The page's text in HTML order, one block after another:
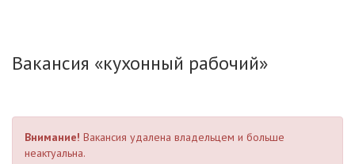
Вакансия «кухонный рабочий»
Внимание! Вакансия удалена владельцем и больше
неактуальна.